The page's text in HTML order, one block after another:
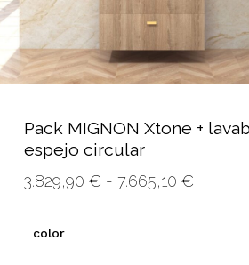
Pack MIGNON Xtone +
espejo circular
3.829,90 € - 7.665,10 €Rango
color